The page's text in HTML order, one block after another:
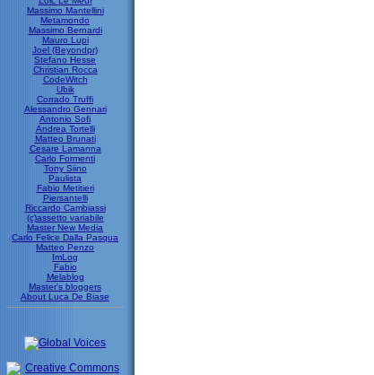
Massimo Mantellini
Metamondo
Massimo Bernardi
Mauro Lupi
Joel (Beyondpr)
Stefano Hesse
Christian Rocca
CodeWitch
Ubik
Corrado Truffi
Alessandro Gennari
Antonio Sofi
Andrea Tortelli
Matteo Brunati
Cesare Lamanna
Carlo Formenti
Tony Siino
Paulista
Fabio Metitieri
Piersantelli
Riccardo Cambiassi
(c)assetto variabile
Master New Media
Carlo Felice Dalla Pasqua
Matteo Penzo
ImLog
Fabio
Melablog
Master's bloggers
About Luca De Biase